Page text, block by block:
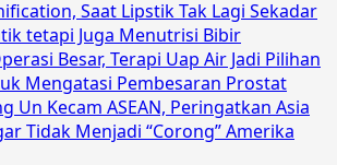
Saat Lipstik Tak Lagi Sekadar
tetapi Juga Menutrisi Bibir
Besar, Terapi Uap Air Jadi Pilihan
Mengatasi Pembesaran Prostat
Un Kecam ASEAN, Peringatkan Asia
Tidak Menjadi “Corong” Amerika